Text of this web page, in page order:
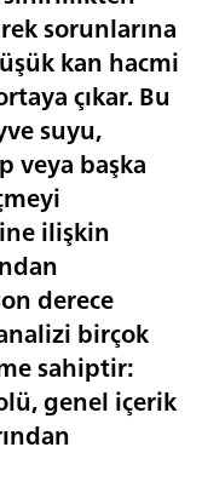
sorunlarına
kan hacmi
çıkar. Bu
suyu,
veya başka
ilişkin
derece
birçok
sahiptir:
genel içerik